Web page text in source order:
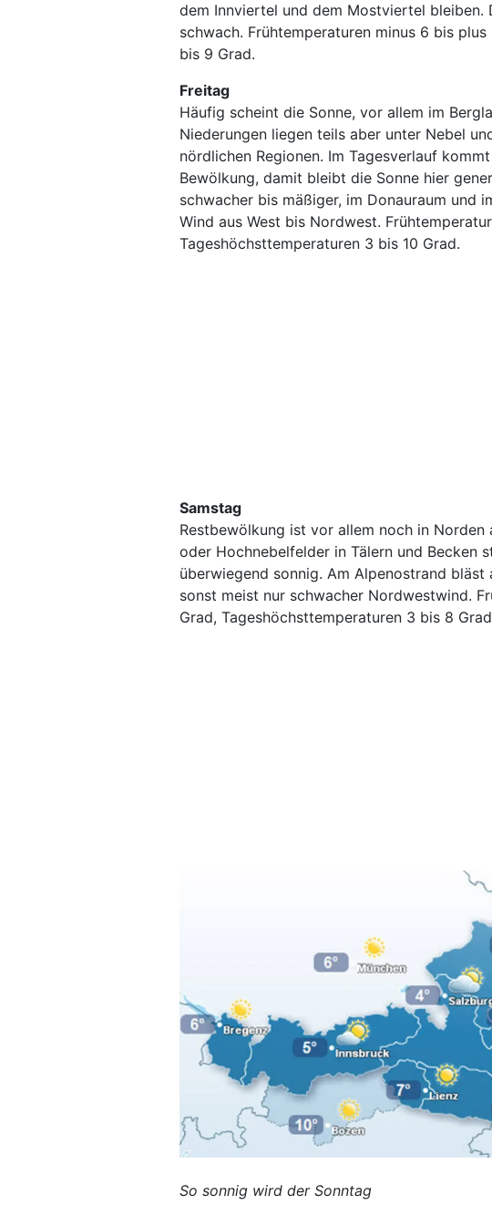
dem Innviertel und dem Mostviertel bleiben.
schwach. Frühtemperaturen minus 6 bis
bis 9 Grad.
Freitag
Häufig scheint die Sonne, vor allem im
Niederungen liegen teils aber unter Nebel
nördlichen Regionen. Im Tagesverlauf
Bewölkung, damit bleibt die Sonne hier
schwacher bis mäßiger, im Donauraum und
Wind aus West bis Nordwest.
Tageshöchsttemperaturen 3 bis 10 Grad.
Samstag
Restbewölkung ist vor allem noch in
oder Hochnebelfelder in Tälern und Becken
überwiegend sonnig. Am Alpenostrand
sonst meist nur schwacher Nordwestwind.
Grad, Tageshöchsttemperaturen 3 bis 8
So sonnig wird der Sonntag